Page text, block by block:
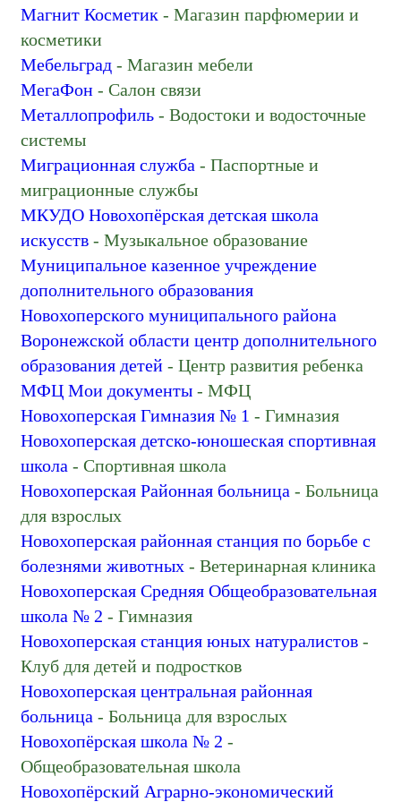
Строительный магазин
Студия веб-дизайна
Суд
Судебные приставы
Супермаркет
Телекоммуникационная компания
Техникум
Товары для дома
Торговый центр
Услуги частных специалистов
Учебный центр
Фасады и фасадные системы
Центр занятости
Центр развития ребенка
Школа искусств
Электромонтажные работы
Энергоснабжение
Магнит Косметик - Магазин парфюмерии и
косметики
Мебельград - Магазин мебели
МегаФон - Салон связи
Металлопрофиль - Водостоки и водосточные
системы
Миграционная служба - Паспортные и
миграционные службы
МКУДО Новохопёрская детская школа
искусств - Музыкальное образование
Муниципальное казенное учреждение
дополнительного образования
Новохоперского муниципального района
Воронежской области центр дополнительного
образования детей - Центр развития ребенка
МФЦ Мои документы - МФЦ
Новохоперская Гимназия № 1 - Гимназия
Новохоперская детско-юношеская спортивная
школа - Спортивная школа
Новохоперская Районная больница - Больница
для взрослых
Новохоперская районная станция по борьбе с
болезнями животных - Ветеринарная клиника
Новохоперская Средняя Общеобразовательная
школа № 2 - Гимназия
Новохоперская станция юных натуралистов -
Клуб для детей и подростков
Новохоперская центральная районная
больница - Больница для взрослых
Новохопёрская школа № 2 -
Общеобразовательная школа
Новохопёрский Аграрно-экономический